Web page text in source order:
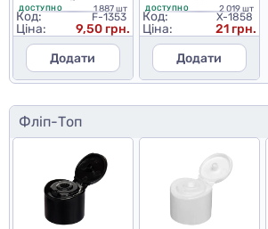
ДОСТУПНО 1 887 шт
Код: F-1353
Ціна:
9,50 грн.
Додати
ДОСТУПНО 2 019 шт
Код: X-1858
Ціна:
21 грн.
Додати
Фліп-Топ